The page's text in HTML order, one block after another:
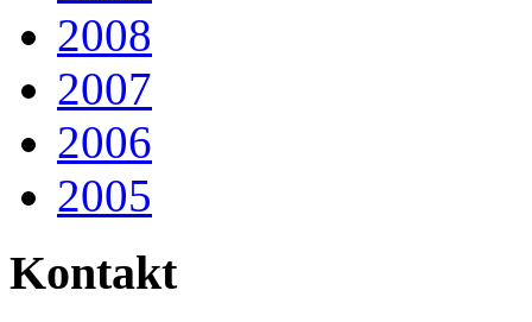
2008
2007
2006
2005
Kontakt